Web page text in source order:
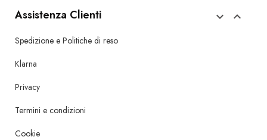
Assistenza Clienti  
Spedizione e Politiche di reso
Klarna
Privacy
Termini e condizioni
Cookie